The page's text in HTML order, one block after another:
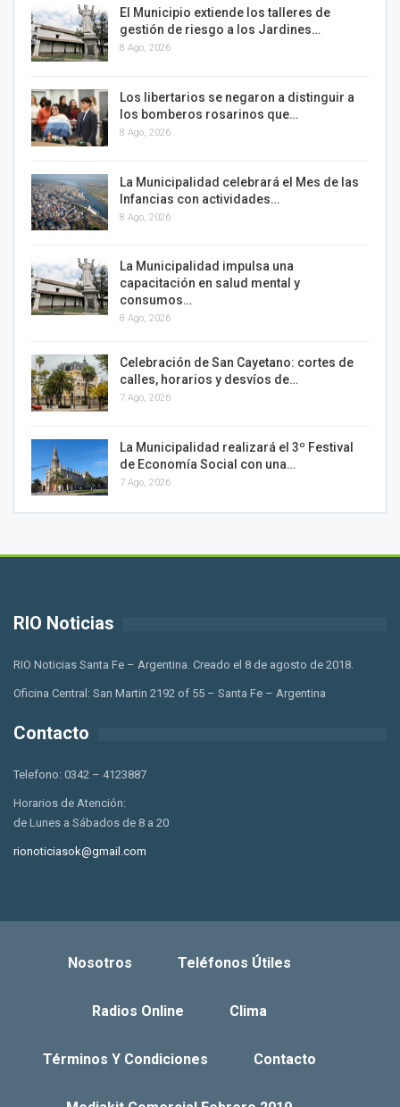
El Municipio extiende los talleres de
gestión de riesgo a los Jardines…
8 Ago, 2026
Los libertarios se negaron a distinguir a
los bomberos rosarinos que…
8 Ago, 2026
La Municipalidad celebrará el Mes de las
Infancias con actividades…
8 Ago, 2026
La Municipalidad impulsa una
capacitación en salud mental y
consumos…
8 Ago, 2026
Celebración de San Cayetano: cortes de
calles, horarios y desvíos de…
7 Ago, 2026
La Municipalidad realizará el 3º Festival
de Economía Social con una…
7 Ago, 2026
RIO Noticias
RIO Noticias Santa Fe – Argentina. Creado el 8 de agosto de 2018.
Oficina Central: San Martin 2192 of 55 – Santa Fe – Argentina
Contacto
Telefono: 0342 – 4123887
Horarios de Atención:
de Lunes a Sábados de 8 a 20
rionoticiasok@gmail.com
Nosotros Teléfonos Útiles
Radios Online Clima
Términos Y Condiciones Contacto